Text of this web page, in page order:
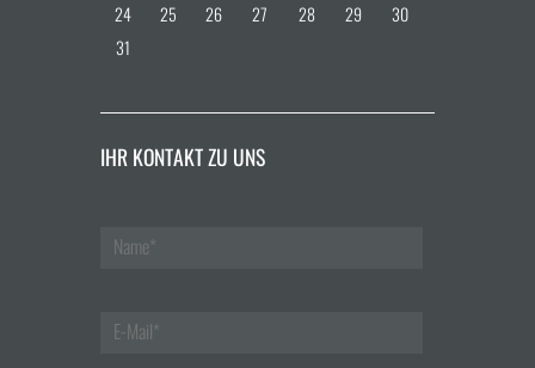
24
25 26 27 28 29
30
31
IHR KONTAKT ZU UNS